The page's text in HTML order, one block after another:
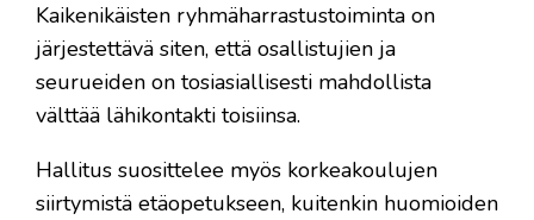
Kaikenikäisten ryhmäharrastustoiminta on
järjestettävä siten, että osallistujien ja
seurueiden on tosiasiallisesti mahdollista
välttää lähikontakti toisiinsa.
Hallitus suosittelee myös korkeakoulujen
siirtymistä etäopetukseen, kuitenkin huomioiden